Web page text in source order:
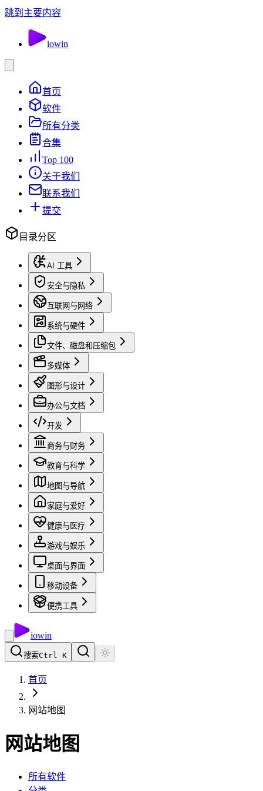
跳到主要内容
iowin
首页
软件
所有分类
合集
Top 100
关于我们
联系我们
提交
目录分区
AI 工具
安全与隐私
互联网与网络
系统与硬件
文件、磁盘和压缩包
多媒体
图形与设计
办公与文档
开发
商务与财务
教育与科学
地图与导航
家庭与爱好
健康与医疗
游戏与娱乐
桌面与界面
移动设备
便携工具
iowin
搜索Ctrl K
首页
网站地图
网站地图
所有软件